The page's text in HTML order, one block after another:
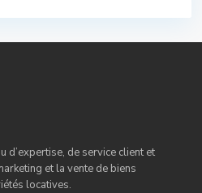
d’expertise, de service client et
et la vente de biens
locatives.